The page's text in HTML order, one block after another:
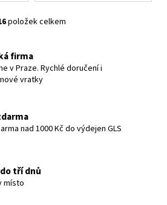
O
l
á
d
p
k
položek celkem
firma
v Praze. Rychlé doručení i
vratky
nad 1000 Kč do výdejen GLS
tří dnů
místo